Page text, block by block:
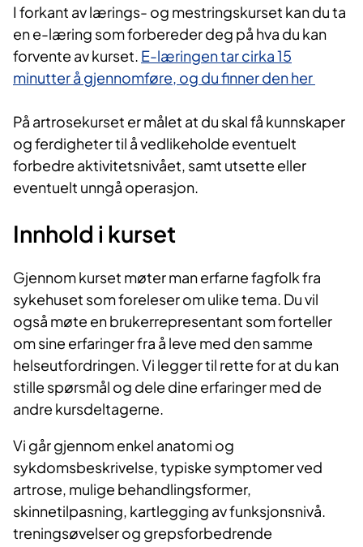
I forka​nt av lærings- og mestringskurset kan du ta
en e-læring som forbereder deg på hva du kan
forvente av kurset. E-læringen tar cirka 15
minutter å gjennomføre, og du finner den her​
På artrosekurset er målet at du skal få kunnskaper
og ferdigheter til å vedlikeholde eventuelt
forbedre aktivitetsnivået, samt utsette eller
eventuelt unngå operasjon.
Innhold i kurset​
Gjenno​m kurset møter man erfarne fagfolk fra
sykehuset som foreleser om ulike tema. Du vil
også møte en brukerrepresentant som forteller
om sine erfaringer fra å leve med den samme
helseutfordringen. Vi legger til rette for at du kan
stille spørsmål og dele dine erfaringer med de
andre kursdeltagerne.​
Vi går gjennom enkel anatomi og
sykdomsbeskrivelse, typiske symptomer ved
artrose, mulige behandlingsformer,
skinnetilpasning, kartlegging av funksjonsnivå.
treningsøvelser og grepsforbedrende